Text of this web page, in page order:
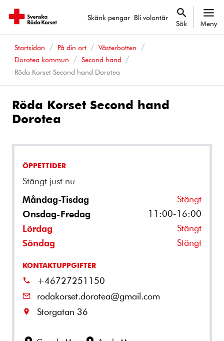
Skänk pengar Bli volontär
Sök Meny
Startsidan På din ort
Västerbotten
Dorotea kommun
Second hand
Röda Korset Second hand Dorotea
Röda Korset Second hand
Dorotea
ÖPPETTIDER
Stängt just nu
Måndag-Tisdag Stängt
Onsdag-Fredag 11:00-16:00
Lördag Stängt
Söndag Stängt
KONTAKTUPPGIFTER
+46727251150
rodakorset.dorotea@gmail.com
Storgatan 36